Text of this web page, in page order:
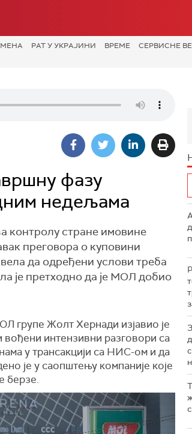
РАТ У УКРАЈИНИ ВРЕМЕ СЕРВИСНЕ
фазу
недељама
контролу стране имовине
преговора о куповини
да одређени услови треба
је претходно да је МОЛ добио
групе Жолт Хернади изјавио је
интензивни разговори са
у трансакцији са НИС-ом и да
је у саопштењу компаније које
берзе.